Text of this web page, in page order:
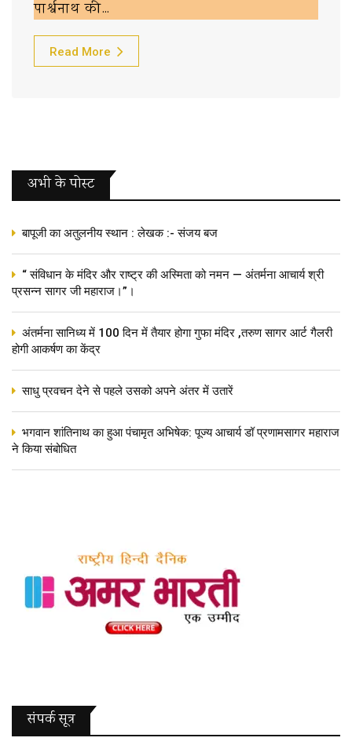
पार्श्वनाथ की…
Read More
अभी के पोस्‍ट
बापूजी का अतुलनीय स्थान : लेखक :- संजय बज
“ संविधान के मंदिर और राष्ट्र की अस्मिता को नमन — अंतर्मना आचार्य श्री
प्रसन्न सागर जी महाराज।”।
अंतर्मना सानिध्य में 100 दिन में तैयार होगा गुफा मंदिर ,तरुण सागर आर्ट गैलरी
होगी आकर्षण का केंद्र
साधु प्रवचन देने से पहले उसको अपने अंतर में उतारें
भगवान शांतिनाथ का हुआ पंचामृत अभिषेक: पूज्य आचार्य डॉ प्रणामसागर महाराज
ने किया संबोधित
संपर्क सूत्र